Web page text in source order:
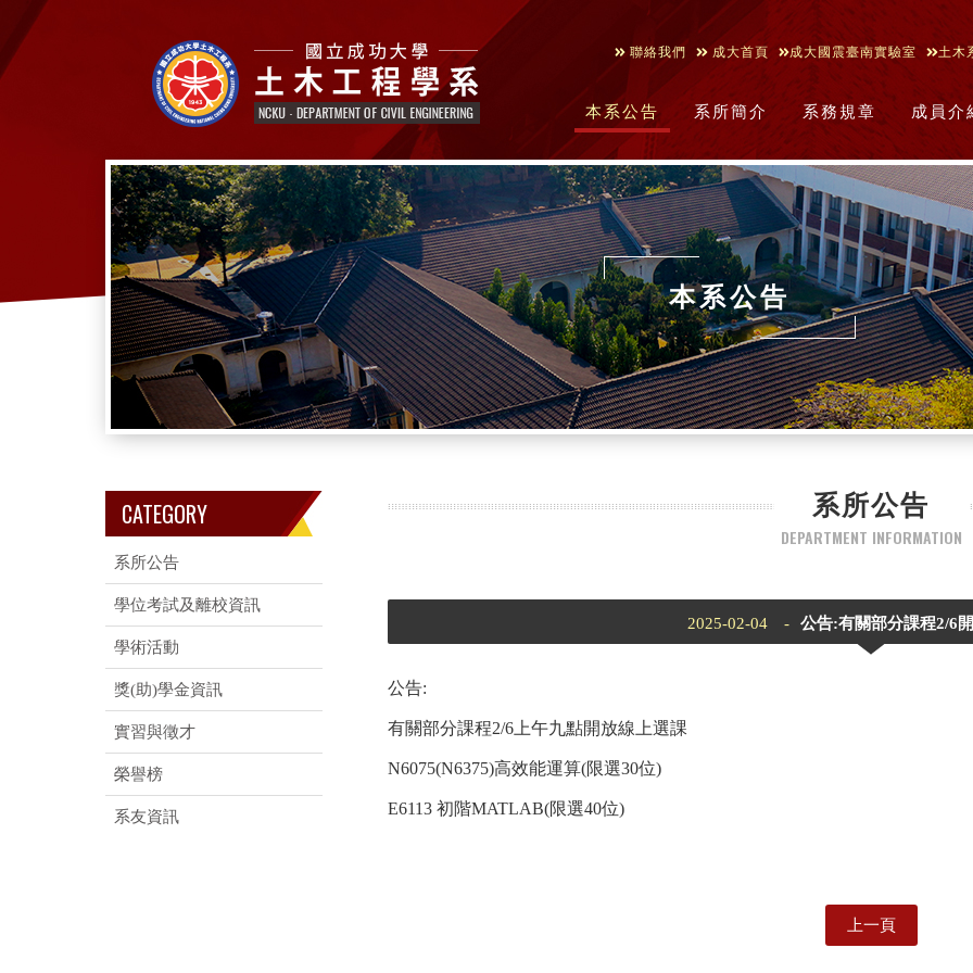
聯絡我們 成大首頁 成大國震臺南實驗室 土木
本系公告 系所簡介 系務規章 成員介
本系公告
CATEGORY
系所公告
學位考試及離校資訊
學術活動
獎(助)學金資訊
實習與徵才
榮譽榜
系友資訊
系所公告
DEPARTMENT INFORMATION
2025-02-04 - 公告:有關部分課程2/6
公告:
有關部分課程2/6上午九點開放線上選課
N6075(N6375)高效能運算(限選30位)
E6113 初階MATLAB(限選40位)
上一頁